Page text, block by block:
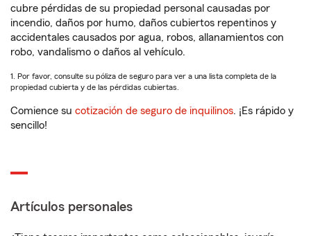
cubre pérdidas de su propiedad personal causadas por
incendio, daños por humo, daños cubiertos repentinos y
accidentales causados por agua, robos, allanamientos con
robo, vandalismo o daños al vehículo.
1. Por favor, consulte su póliza de seguro para ver a una lista completa de la
propiedad cubierta y de las pérdidas cubiertas.
Comience su cotización de seguro de inquilinos. ¡Es rápido y
sencillo!
Artículos personales